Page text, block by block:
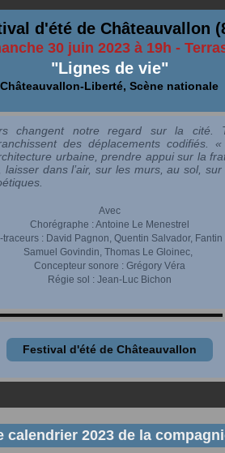
d'été de Châteauvallon
30 juin 2023 à 19h -
"Lignes de vie"
Châteauvallon-Liberté, Scène nationale
changent notre regard sur la cité.
des déplacements codifiés.
urbaine, prendre appui sur la
dans l’air, sur les murs, au sol,
Avec
Chorégraphe : Antoine Le Menestrel
: David Pagnon, Quentin Salvador,
Samuel Govindin, Thomas Le Gloinec,
Concepteur sonore : Grégory Véra
Régie sol : Jean-Luc Bichon
Festival d'été de Châteauvallon
calendrier 2023 de la